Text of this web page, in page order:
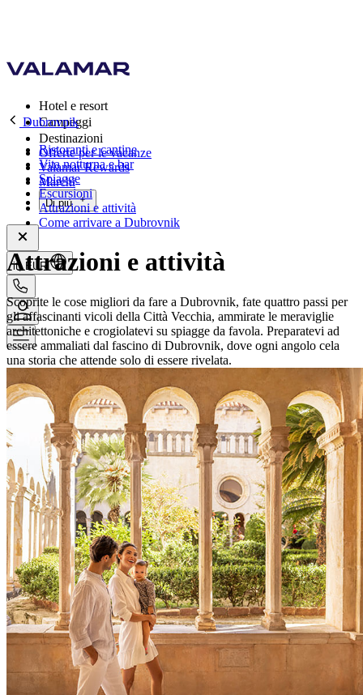
Hotel e resort
Campeggi
Destinazioni
Offerte per le vacanze
Valamar Rewards
Marchi
Di più
it, EUR
Dubrovnik
Ristoranti e cantine
Vita notturna e bar
Spiagge
Escursioni
Attrazioni e attività
Come arrivare a Dubrovnik
Attrazioni e attività
Scoprite le cose migliori da fare a Dubrovnik, fate quattro passi per
gli affascinanti vicoli della Città Vecchia, ammirate le meraviglie
architettoniche e crogiolatevi su spiagge da favola. Preparatevi ad
essere ammaliati dal fascino di Dubrovnik, dove ogni angolo cela
una storia che attende solo di essere rivelata.